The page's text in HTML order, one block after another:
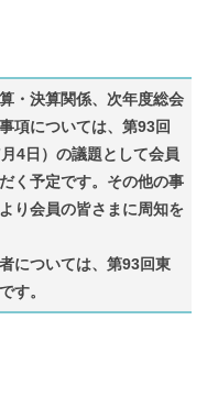
・決算関係、次年度総会
項については、第93回
4日）の議題として会員
く予定です。その他の事
り会員の皆さまに周知を
については、第93回東
す。